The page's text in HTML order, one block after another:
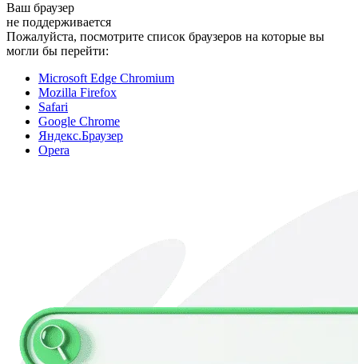
Ваш браузер
не поддерживается
Пожалуйста, посмотрите список браузеров на которые вы
могли бы перейти:
Microsoft Edge Chromium
Mozilla Firefox
Safari
Google Chrome
Яндекс.Браузер
Opera